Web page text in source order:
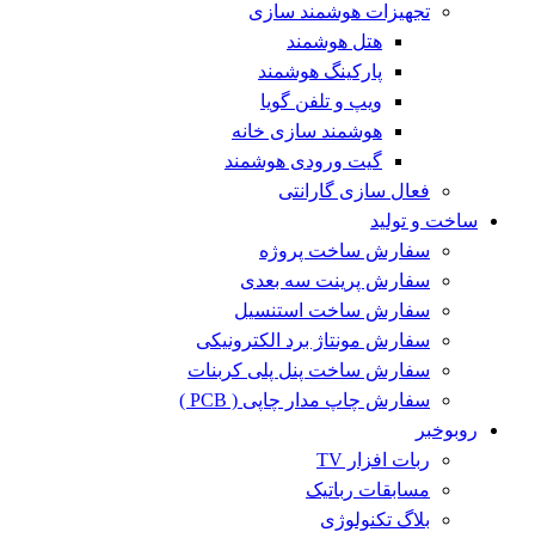
تجهیزات هوشمند سازی
هتل هوشمند
پارکینگ هوشمند
ویپ و تلفن گویا
هوشمند سازی خانه
گیت ورودی هوشمند
فعال سازی گارانتی
ساخت و تولید
سفارش ساخت پروژه
سفارش پرینت سه بعدی
سفارش ساخت استنسیل
سفارش مونتاژ برد الکترونیکی
سفارش ساخت پنل پلی کربنات
سفارش چاپ مدار چاپی ( PCB )
روبوخبر
ربات افزار TV
مسابقات رباتیک
بلاگ تکنولوژی